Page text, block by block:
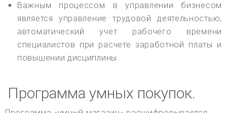
Важным процессом в управлении бизнесом
является управление трудовой деятельностью,
автоматический учет рабочего времени
специалистов при расчете заработной платы и
повышении дисциплины.
Программа умных покупок.